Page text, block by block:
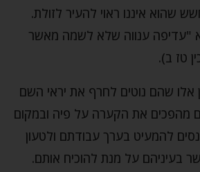
שהוא איננו ראוי להעיר לזולת.
"עדיפה ענווה שלא לשמה מאשר
טז ב).
אלו שהם נוטים לחרף את יראי השם
מהפכים את הקערה על פיה ובמקום
להמעיט בערך עבודתם ולטעון
בעיניהם על מנת להוכיח אותם.